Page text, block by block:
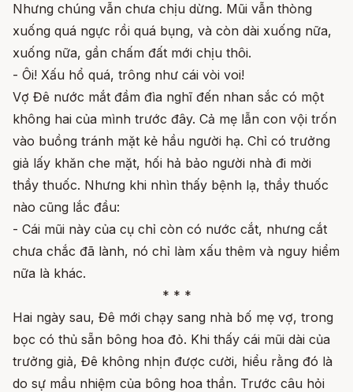
Nhưng chúng vẫn chưa chịu dừng. Mũi vẫn thòng
xuống quá ngực rồi quá bụng, và còn dài xuống nữa,
xuống nữa, gần chấm đất mới chịu thôi.
- Ôi! Xấu hổ quá, trông như cái vòi voi!
Vợ Đê nước mắt đầm đìa nghĩ đến nhan sắc có một
không hai của mình trước đây. Cả mẹ lẫn con vội trốn
vào buồng tránh mặt kẻ hầu người hạ. Chỉ có trưởng
giả lấy khăn che mặt, hối hả bảo người nhà đi mời
thầy thuốc. Nhưng khi nhìn thấy bệnh lạ, thầy thuốc
nào cũng lắc đầu:
- Cái mũi này của cụ chỉ còn có nước cắt, nhưng cắt
chưa chắc đã lành, nó chỉ làm xấu thêm và nguy hiểm
nữa là khác.
* * *
Hai ngày sau, Đê mới chạy sang nhà bố mẹ vợ, trong
bọc có thủ sẵn bông hoa đỏ. Khi thấy cái mũi dài của
trưởng giả, Đê không nhịn được cười, hiểu rằng đó là
do sự mầu nhiệm của bông hoa thần. Trước câu hỏi